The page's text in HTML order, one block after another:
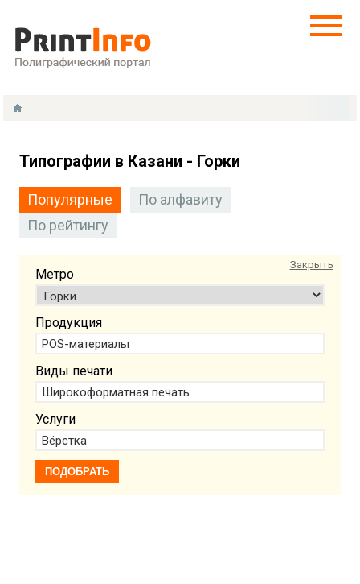
Типографии в Казани - Горки
Популярные
По алфавиту
По рейтингу
Закрыть
Метро
Продукция
Виды печати
Услуги